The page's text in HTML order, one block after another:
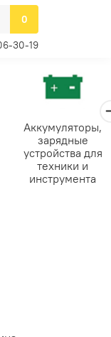
0
30-19
Аккумуляторы,
зарядные
устройства для
техники и
инструмента